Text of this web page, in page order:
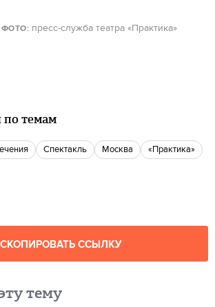
пресс-служба театра «Практика»
по темам
Спектакль Москва
«Практика»
СКОПИРОВАТЬ ССЫЛКУ
тему